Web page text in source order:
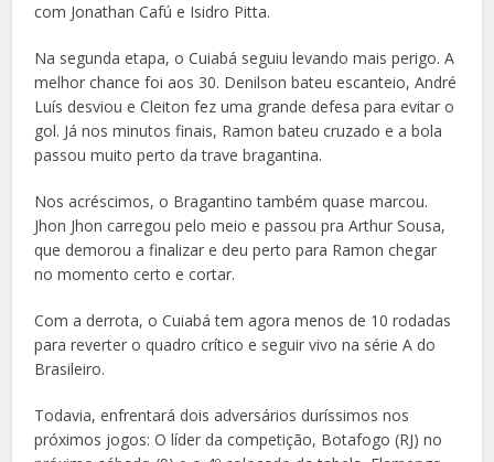
com Jonathan Cafú e Isidro Pitta.
Na segunda etapa, o Cuiabá seguiu levando mais perigo. A
melhor chance foi aos 30. Denilson bateu escanteio, André
Luís desviou e Cleiton fez uma grande defesa para evitar o
gol. Já nos minutos finais, Ramon bateu cruzado e a bola
passou muito perto da trave bragantina.
Nos acréscimos, o Bragantino também quase marcou.
Jhon Jhon carregou pelo meio e passou pra Arthur Sousa,
que demorou a finalizar e deu perto para Ramon chegar
no momento certo e cortar.
Com a derrota, o Cuiabá tem agora menos de 10 rodadas
para reverter o quadro crítico e seguir vivo na série A do
Brasileiro.
Todavia, enfrentará dois adversários duríssimos nos
próximos jogos: O líder da competição, Botafogo (RJ) no